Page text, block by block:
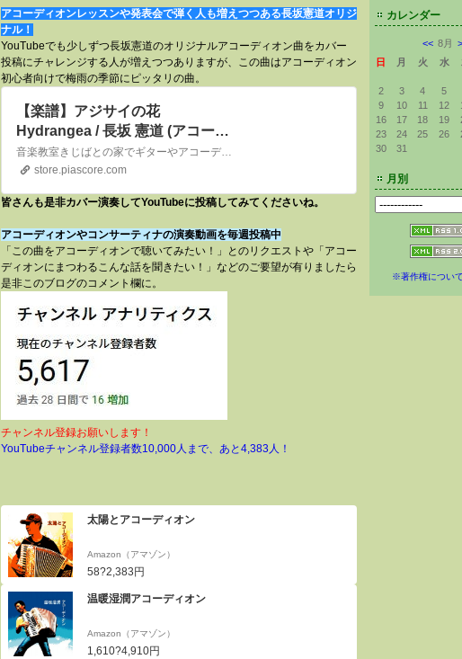
アコーディオンレッスンや発表会で弾く人も増えつつある長坂憲道オリジ
ナル！
YouTubeでも少しずつ長坂憲道のオリジナルアコーディオン曲をカバー
投稿にチャレンジする人が増えつつありますが、この曲はアコーディオン
初心者向けで梅雨の季節にピッタリの曲。
【楽譜】アジサイの花
Hydrangea / 長坂 憲道 (アコーデ
ィオン / 入門〜初級) - Piascore
楽譜ストア
音楽教室きじばとの家でギターやアコーディオン、コンサーティナのレッスンで使っている入門用の楽曲です。 アコーディオン独奏専用譜ですので低音部譜表の第3線より下はベースラインの記譜、第3線より上はコードの演奏を指示しています。また...
store.piascore.com
皆さんも是非カバー演奏してYouTubeに投稿してみてくださいね。
アコーディオンやコンサーティナの演奏動画を毎週投稿中
「この曲をアコーディオンで聴いてみたい！」とのリクエストや「アコー
ディオンにまつわるこんな話を聞きたい！」などのご要望が有りましたら
是非このブログのコメント欄に。
チャンネル登録お願いします！
YouTubeチャンネル登録者数10,000人まで、あと4,383人！
太陽とアコーディオン
Amazon（アマゾン）
58?2,383円
温暖湿潤アコーディオン
Amazon（アマゾン）
1,610?4,910円
カレンダー
<< 8月
日
月 火 水
2
3 4 5
9
10 11 12
16
17 18 19
23
24 25 26
30
31
月別
※著作権につい